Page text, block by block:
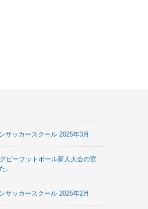
サッカースクール 2025年3月
ビーフットボール新人大会の宮
。
サッカースクール 2025年2月